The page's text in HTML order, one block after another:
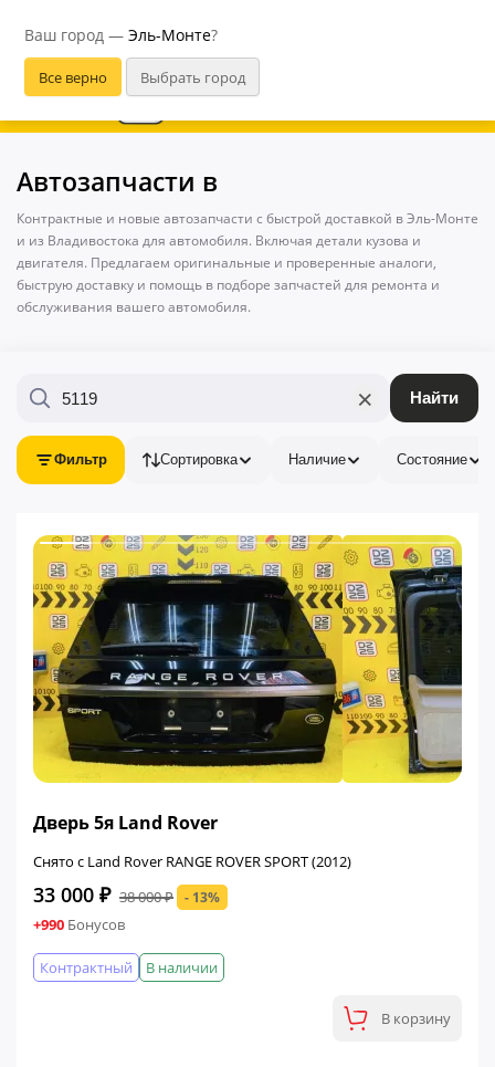
Ваш город — Эль-Монте?
В приложении удобнее
Автозапчасти в
Контрактные и новые автозапчасти с быстрой доставкой в Эль-Монте
и из Владивостока для автомобиля. Включая детали кузова и
двигателя. Предлагаем оригинальные и проверенные аналоги,
быструю доставку и помощь в подборе запчастей для ремонта и
обслуживания вашего автомобиля.
× Найти
Фильтр Сортировка Наличие Состояние
Дверь 5я Land Rover
Снято с Land Rover RANGE ROVER SPORT (2012)
33 000 ₽ 38 000 ₽ - 13%
+990 Бонусов
В наличии
Контрактный
В корзину